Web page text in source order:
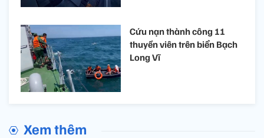
Cứu nạn thành công 11
thuyền viên trên biển Bạch
Long Vĩ
Xem thêm